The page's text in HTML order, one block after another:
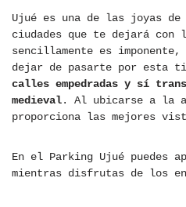
Ujué es una de las joyas de
ciudades que te dejará con
sencillamente es
dejar de pasarte por esta
calles empedradas y sí
medieval. Al ubicarse a la
proporciona las mejores
En el Parking Ujué puedes
mientras disfrutas de los